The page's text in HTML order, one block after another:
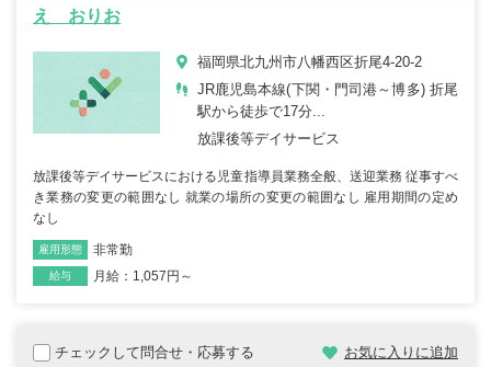
え おりお
福岡県北九州市八幡西区折尾4-20-2
JR鹿児島本線(下関・門司港～博多) 折尾
駅から徒歩で17分...
放課後等デイサービス
放課後等デイサービスにおける児童指導員業務全般、送迎業務 従事すべ
き業務の変更の範囲なし 就業の場所の変更の範囲なし 雇用期間の定め
なし
職種
雇用形態 非常勤
給与 月給：1,057円～
チェックして問合せ・応募する お気に入りに追加